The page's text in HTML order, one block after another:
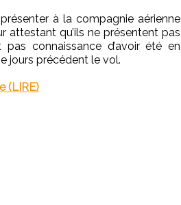
à la compagnie aérienne
attestant qu’ils ne présentent pas
connaissance d’avoir été en
jours précédent le vol.
(LIRE)